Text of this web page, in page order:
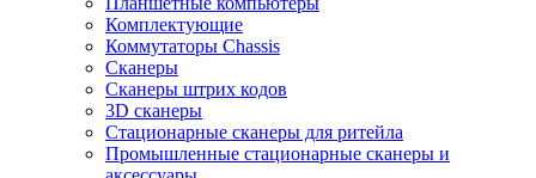
Комплектующие
Коммутаторы Chassis
Сканеры
Сканеры штрих кодов
3D сканеры
Стационарные сканеры для ритейла
Промышленные стационарные сканеры и